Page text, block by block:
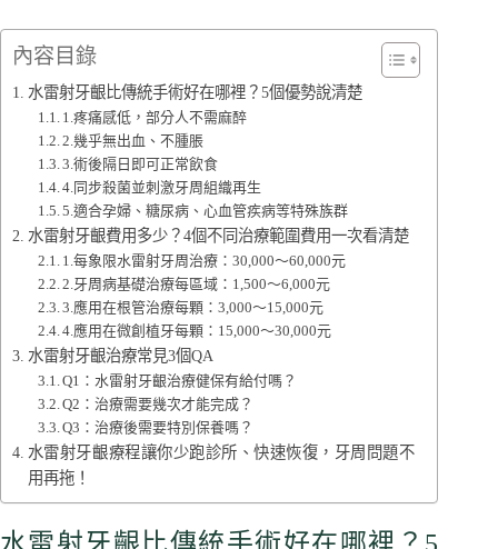
內容目錄
水雷射牙齦比傳統手術好在哪裡？5個優勢說清楚
1.疼痛感低，部分人不需麻醉
2.幾乎無出血、不腫脹
3.術後隔日即可正常飲食
4.同步殺菌並刺激牙周組織再生
5.適合孕婦、糖尿病、心血管疾病等特殊族群
水雷射牙齦費用多少？4個不同治療範圍費用一次看清楚
1.每象限水雷射牙周治療：30,000～60,000元
2.牙周病基礎治療每區域：1,500～6,000元
3.應用在根管治療每顆：3,000～15,000元
4.應用在微創植牙每顆：15,000～30,000元
水雷射牙齦治療常見3個QA
Q1：水雷射牙齦治療健保有給付嗎？
Q2：治療需要幾次才能完成？
Q3：治療後需要特別保養嗎？
水雷射牙齦療程讓你少跑診所、快速恢復，牙周問題不
用再拖！